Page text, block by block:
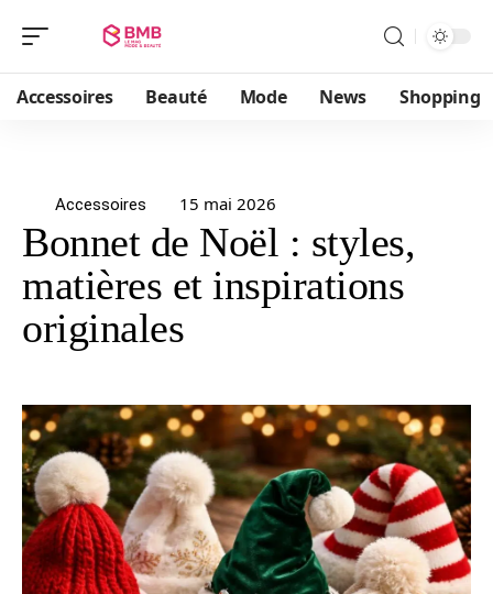
Accessoires Beauté Mode News Shopping
Accessoires 15 mai 2026
Bonnet de Noël : styles,
matières et inspirations
originales